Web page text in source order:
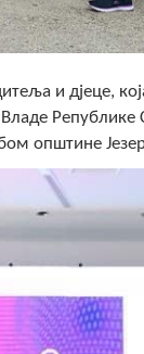
и дјеце,
Републике
општине